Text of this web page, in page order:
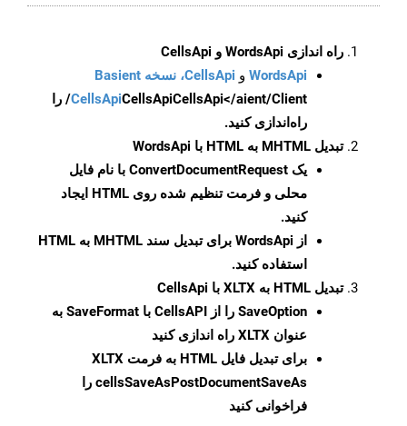
راه اندازی WordsApi و CellsApi
WordsApi و CellsApi، نسخه Basient
CellsApiCellsApi
CellsApi</aient/Client/ را
راه‌اندازی کنید.
تبدیل MHTML به HTML با WordsApi
یک ConvertDocumentRequest با نام فایل
محلی و فرمت تنظیم شده روی HTML ایجاد
کنید.
از WordsApi برای تبدیل سند MHTML به HTML
استفاده کنید.
تبدیل HTML به XLTX با CellsApi
SaveOption
را از CellsAPI با SaveFormat به
عنوان XLTX راه اندازی کنید
برای تبدیل فایل HTML به فرمت
XLTX
cellsSaveAsPostDocumentSaveAs را
فراخوانی کنید